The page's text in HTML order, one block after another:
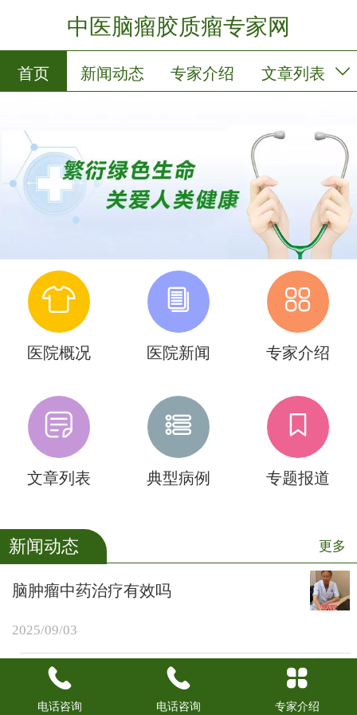
中医脑瘤胶质瘤专家网
首页 新闻动态 专家介绍 文章列表
医院概况 医院新闻 专家介绍
文章列表 典型病例 专题报道
新闻动态 更多
脑肿瘤中药治疗有效吗
2025/09/03
脑瘤早期看中医有用吗
电话咨询 电话咨询 专家介绍